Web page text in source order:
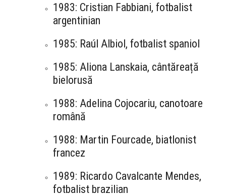
1983: Cristian Fabbiani, fotbalist
argentinian
1985: Raúl Albiol, fotbalist spaniol
1985: Aliona Lanskaia, cântăreață
bielorusă
1988: Adelina Cojocariu, canotoare
română
1988: Martin Fourcade, biatlonist
francez
1989: Ricardo Cavalcante Mendes,
fotbalist brazilian